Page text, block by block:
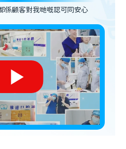
係顧客對我哋嘅認可同安心